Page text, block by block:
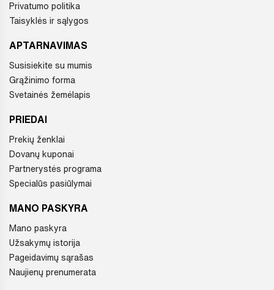
Privatumo politika
Taisyklės ir sąlygos
APTARNAVIMAS
Susisiekite su mumis
Grąžinimo forma
Svetainės žemėlapis
PRIEDAI
Prekių ženklai
Dovanų kuponai
Partnerystės programa
Specialūs pasiūlymai
MANO PASKYRA
Mano paskyra
Užsakymų istorija
Pageidavimų sąrašas
Naujienų prenumerata